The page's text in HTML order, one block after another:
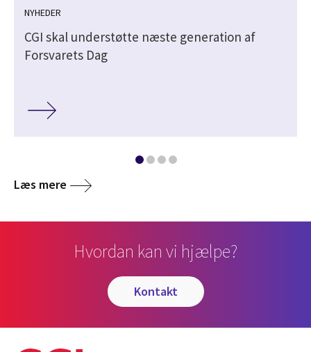
NYHEDER
CGI skal understøtte næste generation af
Forsvarets Dag
Læs mere
Hvordan kan vi hjælpe?
kontakt